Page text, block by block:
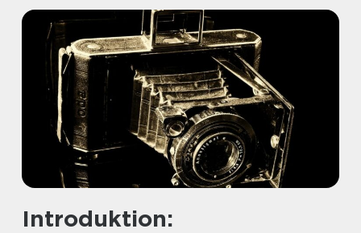
Introduktion: